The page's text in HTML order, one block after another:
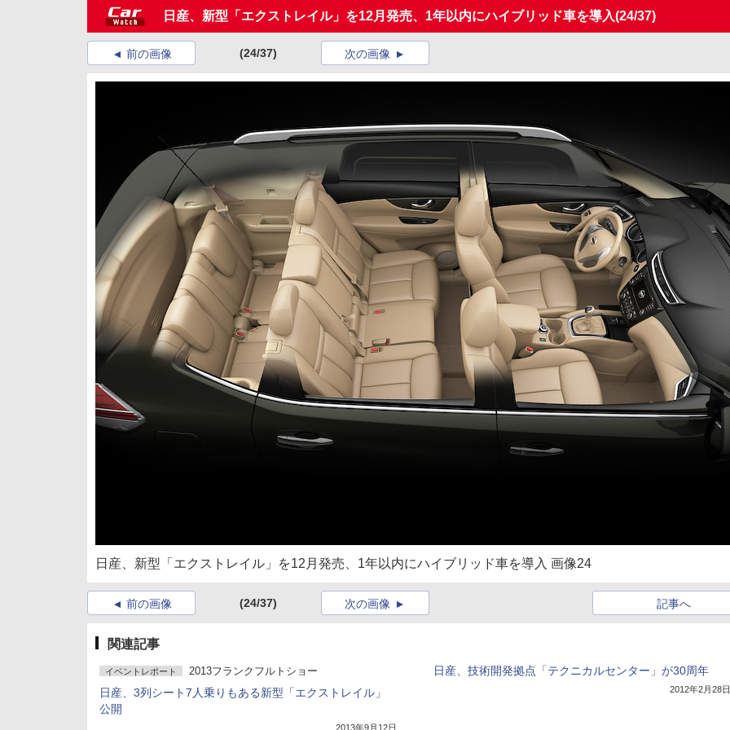
日産、新型「エクストレイル」を12月発売、1年以内にハイブリッド車を導入(24/37)
前の画像 (24/37) 次の画像
日産、新型「エクストレイル」を12月発売、1年以内にハイブリッド車を導入 画像24
前の画像 (24/37) 記事へ
次の画像
関連記事
イベントレポート 2013フランクフルトショー
日産、3列シート7人乗りもある新型「エクストレイル」
公開
2013年9月12日
日産、技術開発拠点「テクニカルセンター」が30周年
2012年2月28日